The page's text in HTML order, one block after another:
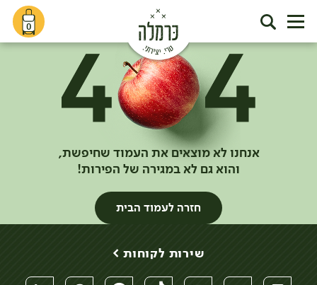
0
אנחנו לא מוצאים את העמוד שחיפשת,
והוא גם לא במגירה של הפירות!
חזרה לעמוד הבית
שירות לקוחות >